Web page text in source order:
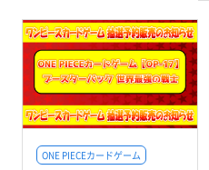
ONE PIECEカードゲーム